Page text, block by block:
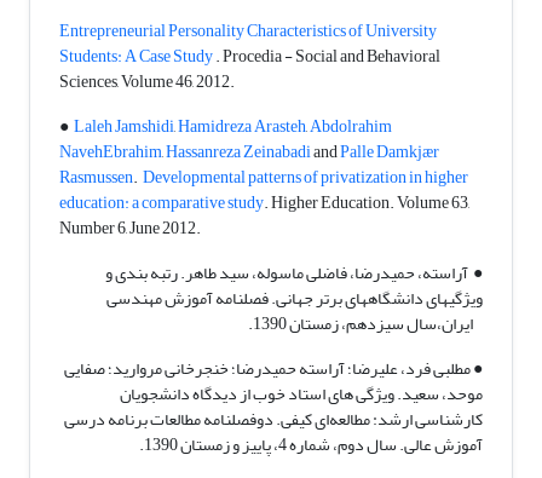
Entrepreneurial Personality Characteristics of University
Students: A Case Study. Procedia - Social and Behavioral
Sciences, Volume 46, 2012.
●Laleh Jamshidi,Hamidreza Arasteh,Abdolrahim
NavehEbrahim,Hassanreza ZeinabadiandPalle Damkjær
Rasmussen.Developmental patterns of privatization in higher
education: a comparative study. Higher Education. Volume 63,
Number 6, June 2012.
● آراسته، حمیدرضا، فاضلی ماسوله، سید طاهر. رتبه بندی و
ویژگیهای دانشگاههای برتر جهانی. فصلنامه آموزش مهندسی
ایران،سال سیزدهم، زمستان 1390.
● مطلبی فرد، علیرضا؛ آراسته حمیدرضا؛ خنجرخانی مروارید؛ صفایی
موحد، سعید. ویژگی های استاد خوب از دیدگاه دانشجویان
کارشناسی ارشد: مطالعه‌ای کیفی. دوفصلنامه مطالعات برنامه درسی
آموزش عالی. سال دوم، شماره 4، پاییز و زمستان 1390.